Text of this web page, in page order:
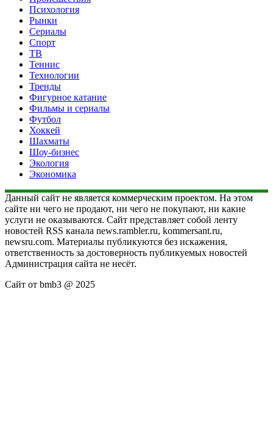
Психология
Рынки
Сериалы
Спорт
ТВ
Теннис
Технологии
Тренды
Фигурное катание
Фильмы и сериалы
Футбол
Хоккей
Шахматы
Шоу-бизнес
Экология
Экономика
Данный сайт не является коммерческим проектом. На этом
сайте ни чего не продают, ни чего не покупают, ни какие
услуги не оказываются. Сайт представляет собой ленту
новостей RSS канала news.rambler.ru, kommersant.ru,
newsru.com. Материалы публикуются без искажения,
ответственность за достоверность публикуемых новостей
Администрация сайта не несёт.
Сайт от bmb3 @ 2025